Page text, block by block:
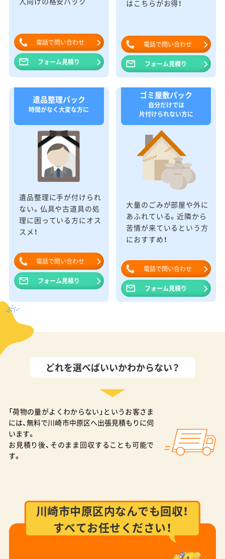
電話で問い合わせ
フォーム見積り
はこちらがお得！
電話で問い合わせ
フォーム見積り
遺品整理パック
時間がなく大変な方に
遺品整理に手が付けられ
ない。仏具や古道具の処
理に困っている方にオス
スメ！
電話で問い合わせ
フォーム見積り
ゴミ屋敷パック
自分だけでは
片付けられない方に
大量のごみが部屋や外に
あふれている。近隣から
苦情が来ているという方
におすすめ！
電話で問い合わせ
フォーム見積り
どれを選べばいいかわからない？
「荷物の量がよくわからない」というお客さま
には、無料で川崎市中原区へ出張見積もりに伺
います。
お見積り後、そのまま回収することも可能で
す。
川崎市中原区内なんでも回収！
すべてお任せください！